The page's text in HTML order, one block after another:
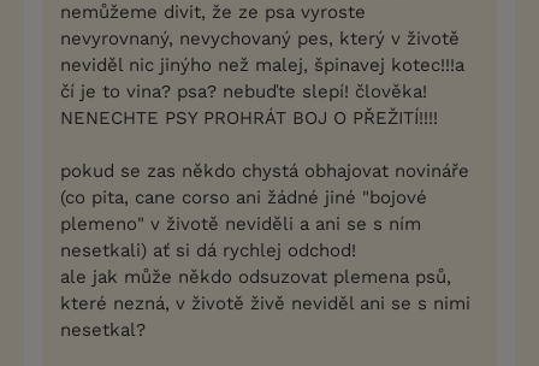
nemůžeme divit, že ze psa vyroste
nevyrovnaný, nevychovaný pes, který v životě
neviděl nic jinýho než malej, špinavej kotec!!!a
čí je to vina? psa? nebuďte slepí! člověka!
NENECHTE PSY PROHRÁT BOJ O PŘEŽITÍ!!!!
pokud se zas někdo chystá obhajovat novináře
(co pita, cane corso ani žádné jiné "bojové
plemeno" v životě neviděli a ani se s ním
nesetkali) ať si dá rychlej odchod!
ale jak může někdo odsuzovat plemena psů,
které nezná, v životě živě neviděl ani se s nimi
nesetkal?